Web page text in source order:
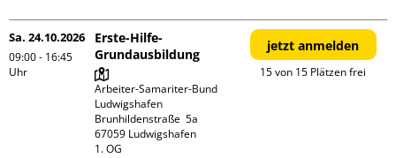
Sa. 24.10.2026
09:00 - 16:45
Uhr
Erste-Hilfe-
Grundausbildung
Arbeiter-Samariter-Bund
Ludwigshafen
Brunhildenstraße  5a
67059 Ludwigshafen
1. OG
jetzt anmelden
15 von 15 Plätzen frei